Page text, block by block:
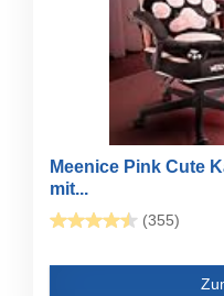
Meenice Pink Cute
mit...
(355)